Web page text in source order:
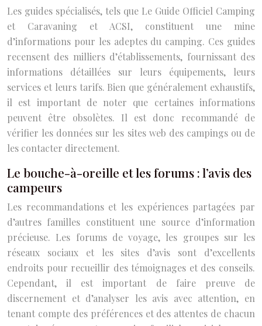
Les guides spécialisés, tels que Le Guide Officiel Camping
et Caravaning et ACSI, constituent une mine
d’informations pour les adeptes du camping. Ces guides
recensent des milliers d’établissements, fournissant des
informations détaillées sur leurs équipements, leurs
services et leurs tarifs. Bien que généralement exhaustifs,
il est important de noter que certaines informations
peuvent être obsolètes. Il est donc recommandé de
vérifier les données sur les sites web des campings ou de
les contacter directement.
Le bouche-à-oreille et les forums : l’avis des
campeurs
Les recommandations et les expériences partagées par
d’autres familles constituent une source d’information
précieuse. Les forums de voyage, les groupes sur les
réseaux sociaux et les sites d’avis sont d’excellents
endroits pour recueillir des témoignages et des conseils.
Cependant, il est important de faire preuve de
discernement et d’analyser les avis avec attention, en
tenant compte des préférences et des attentes de chacun